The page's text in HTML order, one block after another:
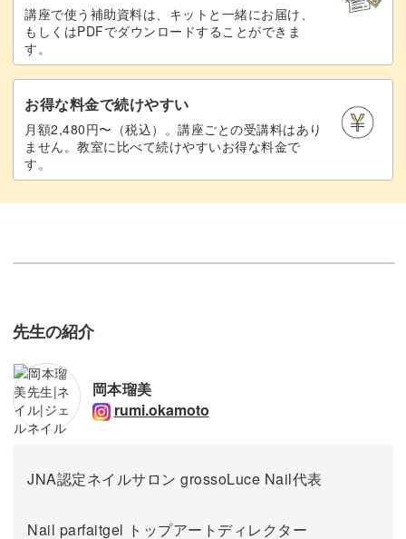
講座で使う補助資料は、キットと一緒にお届け、
もしくはPDFでダウンロードすることができま
す。
お得な料金で続けやすい
月額2,480円〜（税込）。講座ごとの受講料はあり
ません。教室に比べて続けやすいお得な料金で
す。
先生の紹介
岡本瑠美
rumi.okamoto
JNA認定ネイルサロン grossoLuce Nail代表
Nail parfaitgel トップアートディレクター